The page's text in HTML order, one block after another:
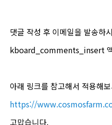
댓글 작성 후 이메일을 발송하
kboard_comments_insert
아래 링크를 참고해서 적용해
https://
고맙습니다.